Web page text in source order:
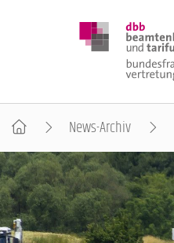
DBB FRAUEN
BUNDESTAGSWAHL
News-Archiv